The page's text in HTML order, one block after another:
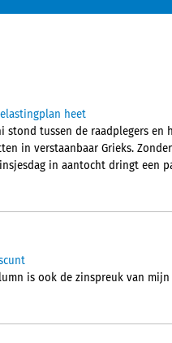
heet
stond tussen de raadplegers
in verstaanbaar Grieks.
in aantocht dringt een
is ook de zinspreuk van